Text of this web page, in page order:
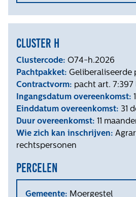
Cluster h
Clustercode: O74-h.2026
Pachtpakket: Geliberaliseerde
Contractvorm: pacht art. 7:397
Ingangsdatum overeenkomst:
Einddatum overeenkomst: 31
Duur overeenkomst: 11
Wie zich kan inschrijven:
rechtspersonen
Percelen
Gemeente: Moergestel